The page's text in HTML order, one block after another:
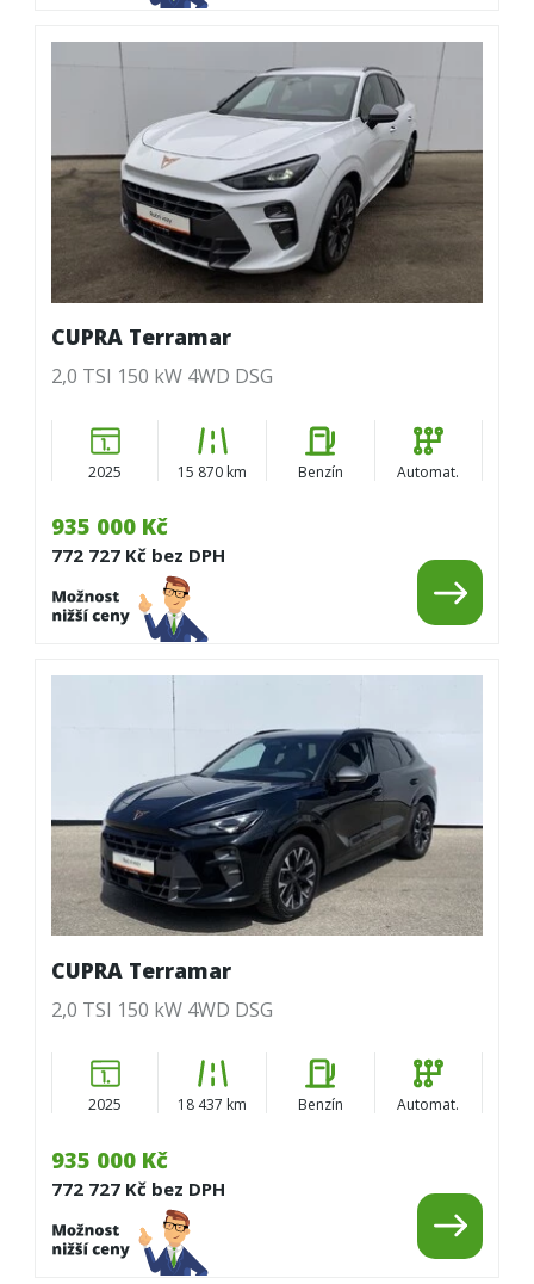
935 000 Kč
772 727 Kč bez DPH
CUPRA Terramar
2,0 TSI 150 kW 4WD DSG
2025 15 870 km Benzín Automat.
935 000 Kč
772 727 Kč bez DPH
CUPRA Terramar
2,0 TSI 150 kW 4WD DSG
2025 18 437 km Benzín Automat.